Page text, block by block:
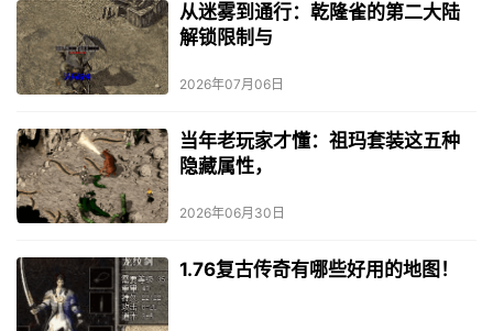
从迷雾到通行：乾隆雀的第二大陆
解锁限制与
2026年07月06日
当年老玩家才懂：祖玛套装这五种
隐藏属性，
2026年06月30日
1.76复古传奇有哪些好用的地图！